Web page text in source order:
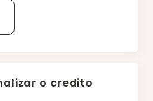
o credito